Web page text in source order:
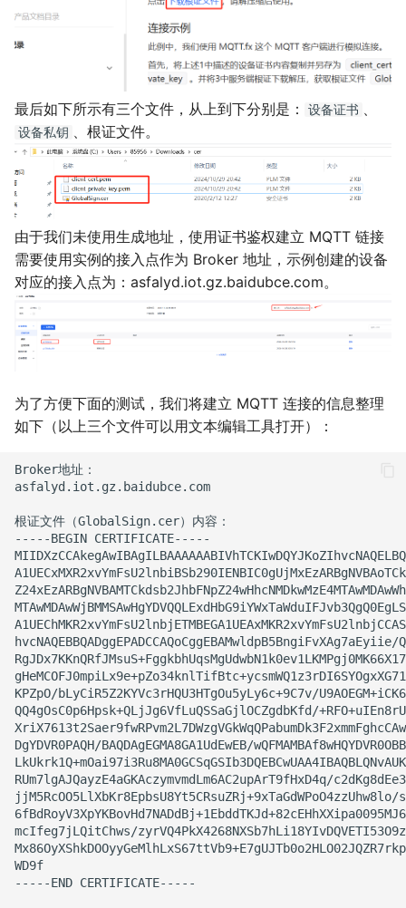
最后如下所示有三个文件，从上到下分别是： 设备证书 、
设备私钥 、根证文件。
由于我们未使用生成地址，使用证书鉴权建立 MQTT 链接
需要使用实例的接入点作为 Broker 地址，示例创建的设备
对应的接入点为：asfalyd.iot.gz.baidubce.com。
为了方便下面的测试，我们将建立 MQTT 连接的信息整理
如下（以上三个文件可以用文本编辑工具打开）：
Broker地址：
asfalyd.iot.gz.baidubce.com
根证文件（GlobalSign.cer）内容：
-----BEGIN CERTIFICATE-----
hvcNAQEBBQADggEPADCCAQoCggEBAMwldpB5BngiFvXAg7aEyiie/
KPZpO/bLyCiR5Z2KYVc3rHQU3HTgOu5yLy6c+9C7v/
QQ4gOsC0p6Hpsk+QLjJg6VfLuQSSaGjlOCZgdbKfd/
DgYDVR0PAQH/BAQDAgEGMA8GA1UdEwEB/
RUm7lgAJQayzE4aGKAczymvmdLm6AC2upArT9fHxD4q/
jjM5RcOO5LlXbKr8EpbsU8Yt5CRsuZRj+9xTaGdWPoO4zzUhw8lo/
mcIfeg7jLQitChws/
WD9f
-----END CERTIFICATE-----